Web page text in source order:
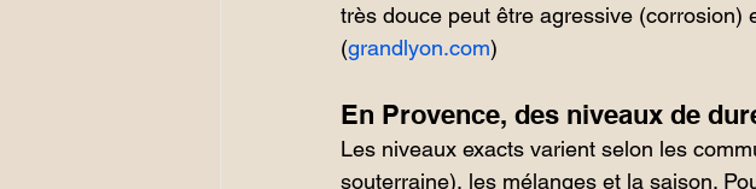
très douce peut être agressive (corrosion)
(grandlyon.com)
En Provence, des niveaux de
Les niveaux exacts varient selon les
souterraine), les mélanges et la saison.